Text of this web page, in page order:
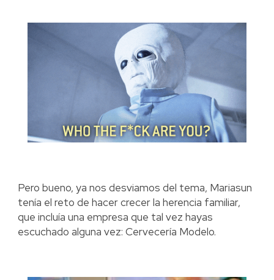
Pero bueno, ya nos desviamos del tema, Mariasun
tenía el reto de hacer crecer la herencia familiar,
que incluía una empresa que tal vez hayas
escuchado alguna vez: Cervecería Modelo.